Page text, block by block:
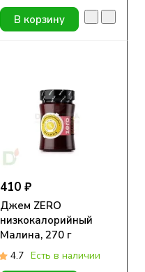
В корзину
410 ₽
Джем ZERO
низкокалорийный
Малина, 270 г
4.7 Есть в наличии